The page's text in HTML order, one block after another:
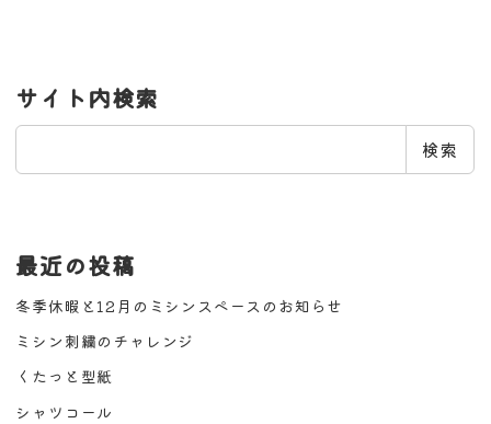
サイト内検索
検
検索
最近の投稿
冬季休暇と12月のミシンスペースのお知らせ
ミシン刺繍のチャレンジ
くたっと型紙
シャツコール